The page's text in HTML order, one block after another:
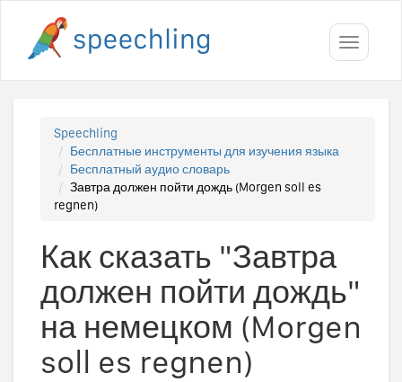
Toggle
Speechling
Бесплатные инструменты для изучения языка
Бесплатный аудио словарь
Завтра должен пойти дождь (Morgen soll es
regnen)
Как сказать "Завтра
должен пойти дождь"
на немецком (Morgen
soll es regnen)